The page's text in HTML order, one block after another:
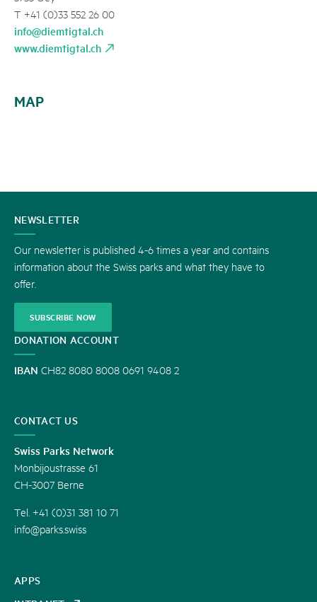
T +41 (0)33 552 26 00
info@diemtigtal.ch
www.diemtigtal.ch
MAP
CONTACT
US
APPS
NEWSLETTER
Our newsletter is published 4-6 times a year and contains
information about the Swiss parks and what they have to
offer.
SUBSCRIBE NOW
DONATION ACCOUNT
IBAN CH82 8080 8008 0691 9408 2
CONTACT US
Swiss Parks Network
Monbijoustrasse 61
CH-3007 Berne
Tel. +41 (0)31 381 10 71
info@parks.swiss